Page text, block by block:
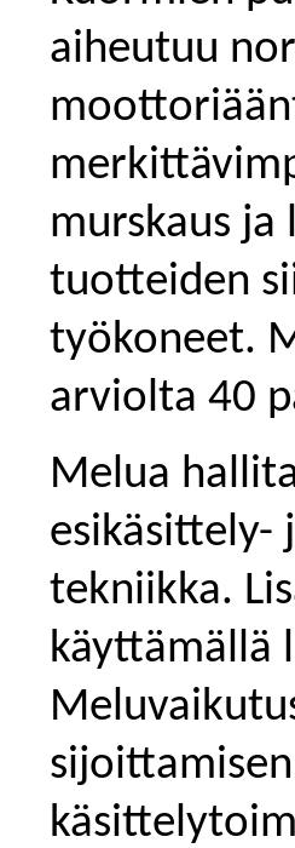
aiheutuu
murskaus ja
tuotteiden
työkoneet.
arviolta 40
Melua
esikäsittely-
tekniikka.
käyttämällä